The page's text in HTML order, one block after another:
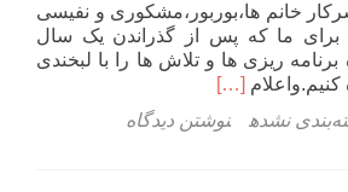
خانم ها،بوربور،مشکوری و نفیسی
برای ما که پس از گذراندن یک سال
برنامه ریزی ها و تلاش ها را با لبخندی
اطلاعت
دربارهبالاترین
[…]
نشده نوشتن دیدگاه